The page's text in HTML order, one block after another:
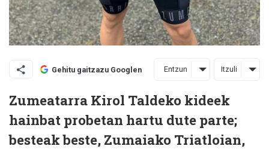
Gehitu gaitzazu Googlen Entzun Itzuli
Zumeatarra Kirol Taldeko kideek
hainbat probetan hartu dute parte;
besteak beste, Zumaiako Triatloian,